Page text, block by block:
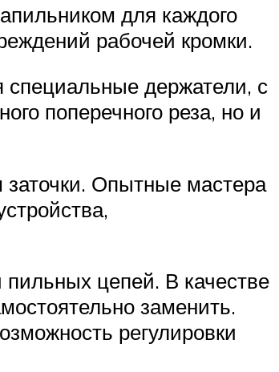
для каждого
рабочей кромки.
специальные держатели, с
поперечного реза, но и
Опытные мастера
пильных цепей. В качестве
заменить.
регулировки